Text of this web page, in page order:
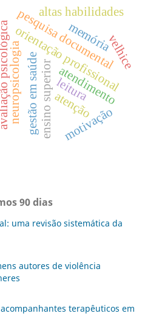
orientação profissional
ensino superior
pesquisa documental
altas habilidades
atendimento
neuropsicologiagestão em saúde atenção
leitura
motivação
memóriavelhice
90 dias
uma revisão sistemática da
autores de violência
terapêuticos em